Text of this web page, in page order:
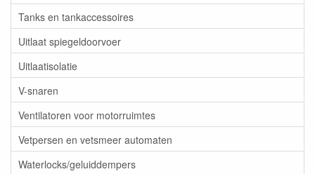
Tanks en tankaccessoires
Uitlaat spiegeldoorvoer
Uitlaatisolatie
V-snaren
Ventilatoren voor motorruimtes
Vetpersen en vetsmeer automaten
Waterlocks/geluiddempers